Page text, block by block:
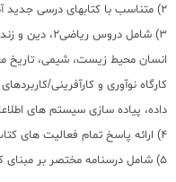
2) متناسب با کتابهای درسی جدید آموزش و پرورش
کارگاه نوآوری و کارآفرینی/
داده، پیاده سازی سیستم های
4) ارائه پاسخ تمام فعالیت های کتاب درسی
5) شامل درسنامه مختصر بر مبنای کتاب درسی